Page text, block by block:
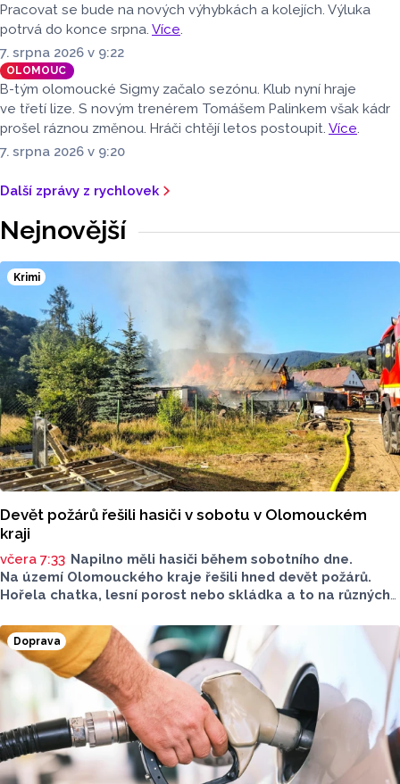
Pracovat se bude na nových výhybkách a kolejích. Výluka
potrvá do konce srpna. Více.
7. srpna 2026 v 9:22
OLOMOUC
B-tým olomoucké Sigmy začalo sezónu. Klub nyní hraje
ve třetí lize. S novým trenérem Tomášem Palinkem však kádr
prošel ráznou změnou. Hráči chtějí letos postoupit. Více.
7. srpna 2026 v 9:20
Další zprávy z rychlovek
Nejnovější
Krimi
Devět požárů řešili hasiči v sobotu v Olomouckém
kraji
včera 7:33 Napilno měli hasiči během sobotního dne.
Na území Olomouckého kraje řešili hned devět požárů.
Hořela chatka, lesní porost nebo skládka a to na různých
Doprava